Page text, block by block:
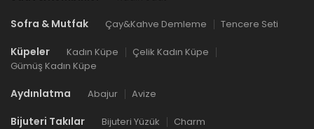
Sofra & Mutfak Çay&Kahve Demleme Tencere Seti
Küpeler Kadın Küpe
Çelik Kadın Küpe
Gümüş Kadın Küpe
Aydınlatma Abajur Avize
Bijuteri Takılar Bijuteri Yüzük Charm